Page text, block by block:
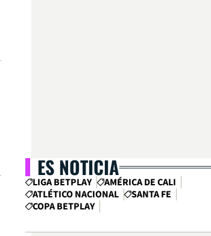
ES NOTICIA
LIGA BETPLAY
AMÉRICA DE CALI
ATLÉTICO NACIONAL
SANTA FE
COPA BETPLAY